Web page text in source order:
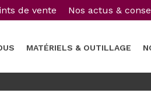
de vente Nos actus &
MATÉRIELS & OUTILLAGE